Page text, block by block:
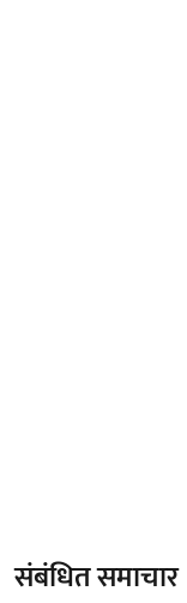
संबंधित समाचार